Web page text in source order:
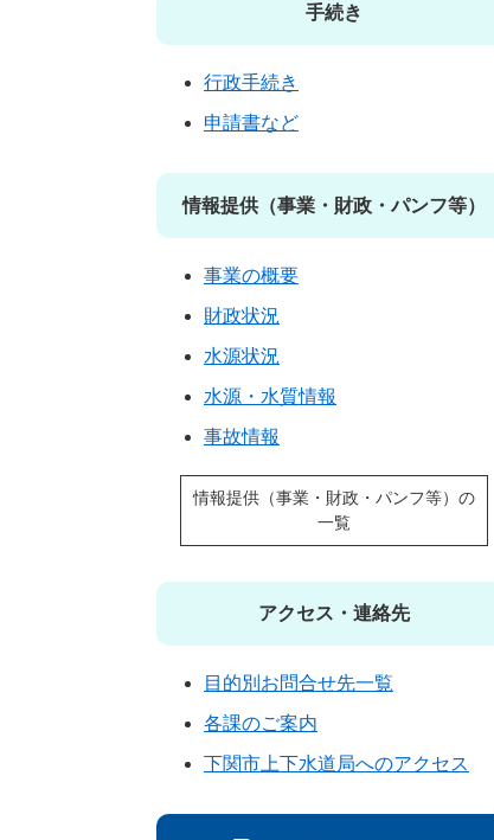
手続き
行政手続き
申請書など
情報提供（事業・財政・パンフ等）
事業の概要
財政状況
水源状況
水源・水質情報
事故情報
情報提供（事業・財政・パンフ等）の
一覧
アクセス・連絡先
目的別お問合せ先一覧
各課のご案内
下関市上下水道局へのアクセス